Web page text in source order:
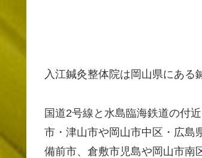
入江鍼灸整体院は岡山県にある
国道2号線と水島臨海鉄道の付
市・津山市や岡山市中区・広島
備前市、倉敷市児島や岡山市南